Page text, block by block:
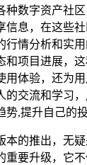
种数字资产社
信息，在这些
行情分析和实
和项目进展，
用体验，还为
的交流和学习
,提升自己的
本的推出，无
重要升级，它